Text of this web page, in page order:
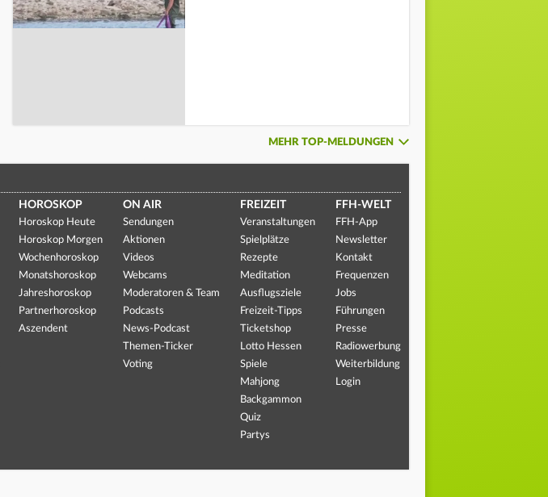
MEHR TOP-MELDUNGEN
HOROSKOP
Horoskop Heute
Horoskop Morgen
Wochenhoroskop
Monatshoroskop
Jahreshoroskop
Partnerhoroskop
Aszendent
ON AIR
Sendungen
Aktionen
Videos
Webcams
Moderatoren & Team
Podcasts
News-Podcast
Themen-Ticker
Voting
FREIZEIT
Veranstaltungen
Spielplätze
Rezepte
Meditation
Ausflugsziele
Freizeit-Tipps
Ticketshop
Lotto Hessen
Spiele
Mahjong
Backgammon
Quiz
Partys
FFH-WELT
FFH-App
Newsletter
Kontakt
Frequenzen
Jobs
Führungen
Presse
Radiowerbung
Weiterbildung
Login